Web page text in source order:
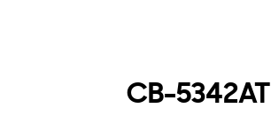
CB-5342AT